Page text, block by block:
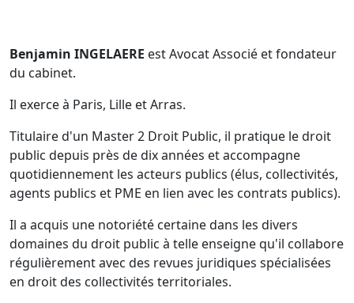
Benjamin INGELAERE est Avocat Associé et fondateur
du cabinet.
Il exerce à Paris, Lille et Arras.
Titulaire d'un Master 2 Droit Public, il pratique le droit
public depuis près de dix années et accompagne
quotidiennement les acteurs publics (élus, collectivités,
agents publics et PME en lien avec les contrats publics).
Il a acquis une notoriété certaine dans les divers
domaines du droit public à telle enseigne qu'il collabore
régulièrement avec des revues juridiques spécialisées
en droit des collectivités territoriales.